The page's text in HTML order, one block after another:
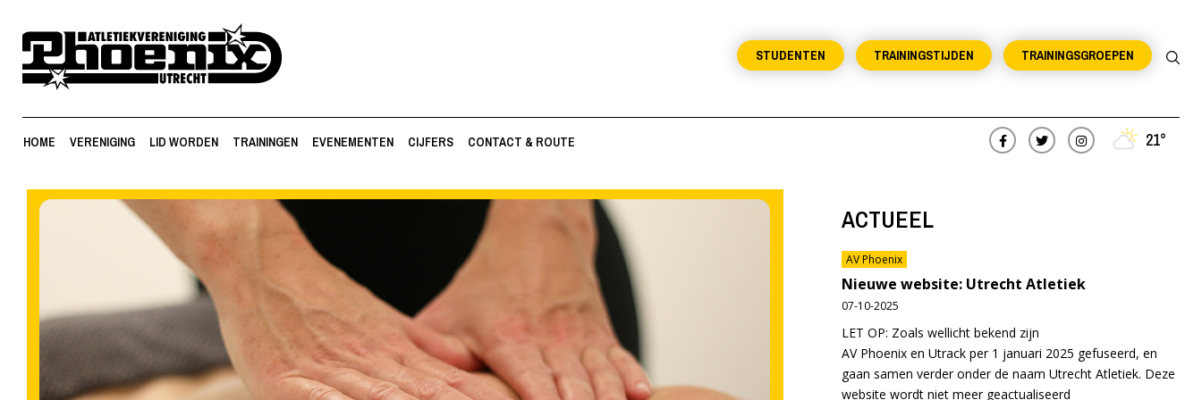
TRAININGSGROEPEN
TRAININGSTIJDEN
STUDENTEN
HOME VERENIGING LID WORDEN TRAININGEN EVENEMENTEN CIJFERS CONTACT & ROUTE 21°
ACTUEEL
AV Phoenix
Nieuwe website: Utrecht Atletiek
07-10-2025
LET OP: Zoals wellicht bekend zijn
AV Phoenix en Utrack per 1 januari 2025 gefuseerd, en
gaan samen verder onder de naam Utrecht Atletiek. Deze
website wordt niet meer geactualiseerd